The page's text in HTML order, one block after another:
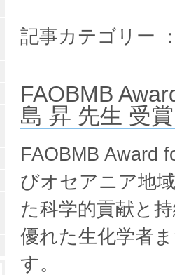
記事カテゴリー
FAOBMB
島 昇 先生 受
FAOBMB Award
びオセアニア地
た科学的貢献と
優れた生化学者
す。